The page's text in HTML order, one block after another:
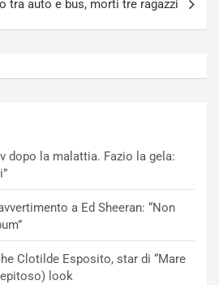
tra auto e bus, morti tre ragazzi
dopo la malattia. Fazio la gela:
a Ed Sheeran: “Non
Clotilde Esposito, star di “Mare
look